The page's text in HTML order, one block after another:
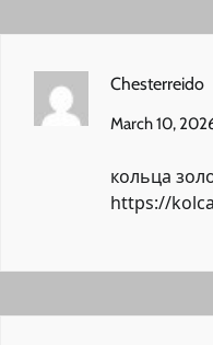
Chesterreido
March 10,
кольца
https://